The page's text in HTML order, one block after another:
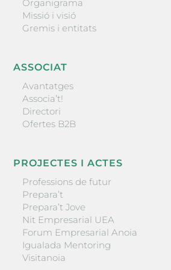
Organigrama
Missió i visió
Gremis i entitats
ASSOCIAT
Avantatges
Associa’t!
Directori
Ofertes B2B
PROJECTES I ACTES
Professions de futur
Prepara’t
Prepara’t Jove
Nit Empresarial UEA
Forum Empresarial Anoia
Igualada Mentoring
Visitanoia